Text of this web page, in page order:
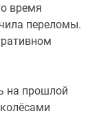
время
переломы.
на прошлой